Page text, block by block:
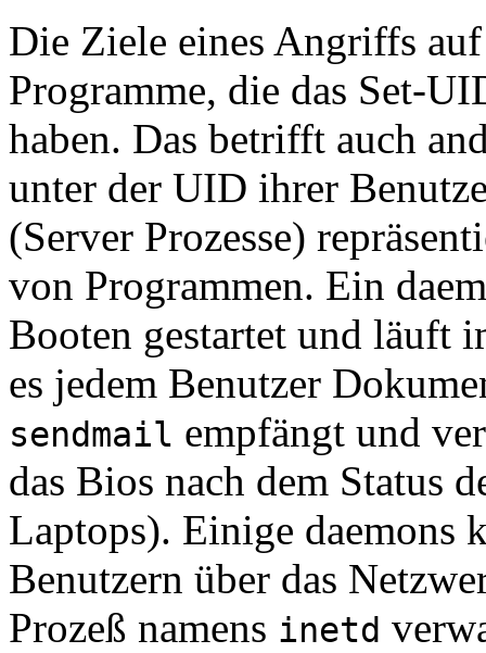
Die Ziele eines Angriffs
Programme, die das Set-
haben. Das betrifft auch
unter der UID ihrer
(Server Prozesse)
von Programmen. Ein
Booten gestartet und läuft
es jedem Benutzer
sendmail empfängt und
das Bios nach dem Status
Laptops). Einige daemons
Benutzern über das
Prozeß namens inetd